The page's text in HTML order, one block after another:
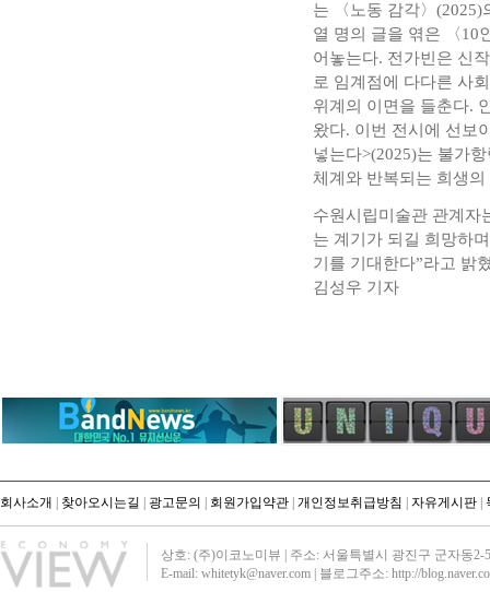
는 〈노동 감각〉
열 명의 글을 엮은 〈10
어놓는다. 전가빈은 신
로 임계점에 다다른 사
위계의 이면을 들춘다.
왔다. 이번 전시에 선보
넣는다>(2025)는 불가
체계와 반복되는 희생
수원시립미술관 관계자
는 계기가 되길 희망하
기를 기대한다”라고 밝
김성우 기자
회사소개 찾아오시는길 광고문의 회원가입약관 개인정보취급방침 자유게시판
상호: (주)이코노미뷰 | 주소: 서울특별시 광진구 군자동2-
E-mail: whitetyk@naver.com | 블로그주소: http://